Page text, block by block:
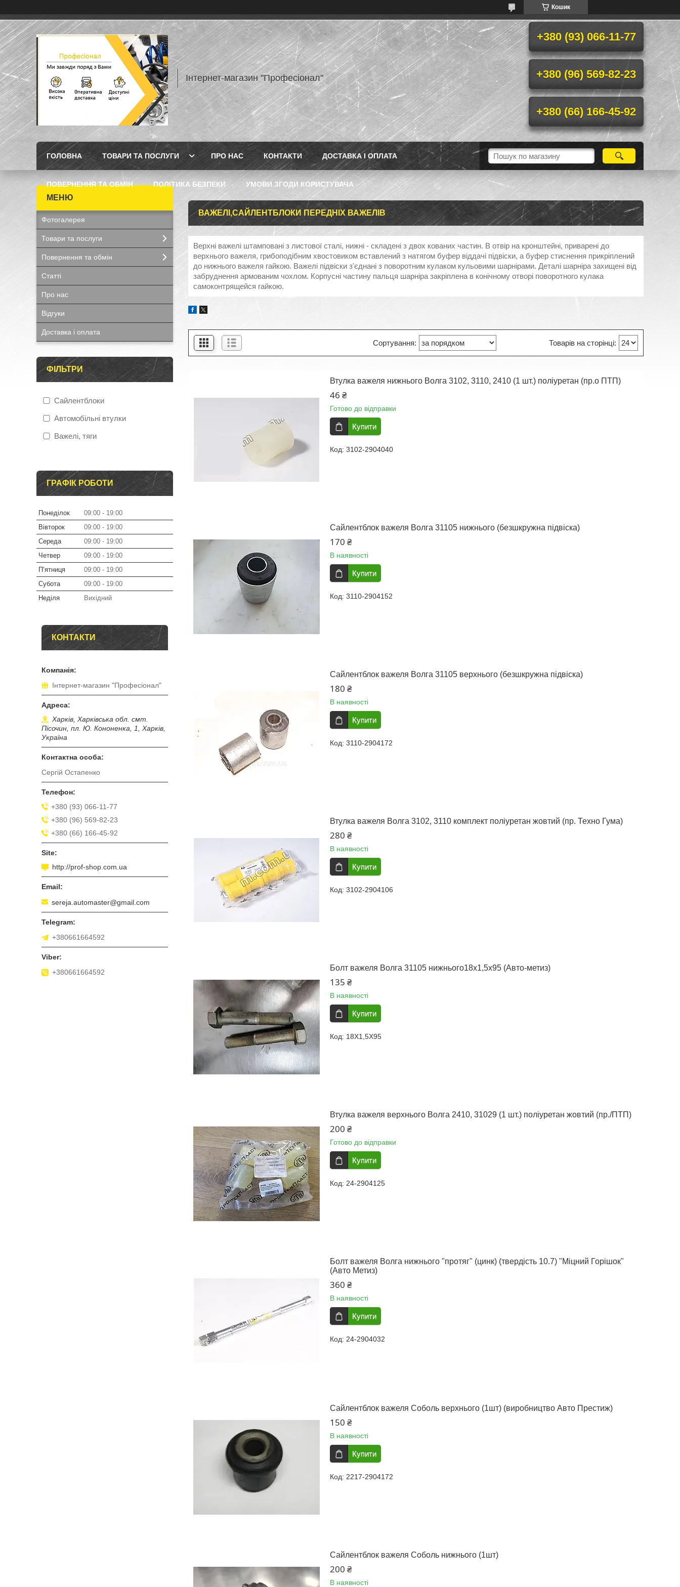
Кошик
Інтернет-магазин "Професіонал"
+380 (93) 066-11-77
+380 (96) 569-82-23
+380 (66) 166-45-92
ГОЛОВНА ТОВАРИ ТА ПОСЛУГИ ПРО НАС КОНТАКТИ ДОСТАВКА І ОПЛАТА
ПОВЕРНЕННЯ ТА ОБМІН ПОЛІТИКА БЕЗПЕКИ УМОВИ ЗГОДИ КОРИСТУВАЧА
ВАЖЕЛІ,САЙЛЕНТБЛОКИ ПЕРЕДНІХ ВАЖЕЛІВ
Верхні важелі штамповані з листової сталі, нижні - складені з двох кованих частин. В отвір на кронштейні, приварені до
верхнього важеля, грибоподібним хвостовиком вставлений з натягом буфер віддачі підвіски, а буфер стиснення прикріплений
до нижнього важеля гайкою. Важелі підвіски з'єднані з поворотним кулаком кульовими шарнірами. Деталі шарніра захищені від
забруднення армованим чохлом. Корпусні частину пальця шарніра закріплена в конічному отворі поворотного кулака
самоконтрящейся гайкою.
Втулка важеля нижнього Волга 3102, 3110, 2410 (1 шт.) поліуретан (пр.о ПТП)
46 ₴
Готово до відправки
Купити
3102-2904040
Сайлентблок важеля Волга 31105 нижнього (безшкружна підвіска)
170 ₴
В наявності
Купити
3110-2904152
Сайлентблок важеля Волга 31105 верхнього (безшкружна підвіска)
180 ₴
В наявності
Купити
3110-2904172
Втулка важеля Волга 3102, 3110 комплект поліуретан жовтий (пр. Техно Гума)
280 ₴
В наявності
Купити
3102-2904106
Болт важеля Волга 31105 нижнього18х1,5х95 (Авто-метиз)
135 ₴
В наявності
Купити
18Х1,5Х95
Втулка важеля верхнього Волга 2410, 31029 (1 шт.) поліуретан жовтий (пр./ПТП)
200 ₴
Готово до відправки
Купити
24-2904125
Болт важеля Волга нижнього "протяг" (цинк) (твердість 10.7) "Міцний Горішок"
(Авто Метиз)
360 ₴
В наявності
Купити
24-2904032
Сайлентблок важеля Соболь верхнього (1шт) (виробництво Авто Престиж)
150 ₴
В наявності
Купити
2217-2904172
Сайлентблок важеля Соболь нижнього (1шт)
200 ₴
В наявності
Фотогалерея
Товари та послуги
Повернення та обмін
Статті
Про нас
Відгуки
Доставка і оплата
ФІЛЬТРИ
Сайлентблоки
Автомобільні втулки
Важелі, тяги
ГРАФІК РОБОТИ
Понеділок 09:00
19:00
Вівторок
09:00
19:00
Середа
09:00
19:00
Четвер
09:00
19:00
Пʼятниця
09:00
19:00
Субота
09:00
19:00
Неділя
Вихідний
КОНТАКТИ
Інтернет-магазин "Професіонал"
Харків, Харківська обл. смт.
Пісочин, пл. Ю. Кононенка, 1, Харків,
Україна
Сергій Остапенко
+380 (93) 066-11-77
+380 (96) 569-82-23
+380 (66) 166-45-92
http://prof-shop.com.ua
sereja.automaster@gmail.com
+380661664592
+380661664592